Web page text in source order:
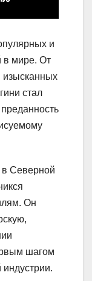
и
в мире. От
изысканных
стал
в Северной
Он
шагом